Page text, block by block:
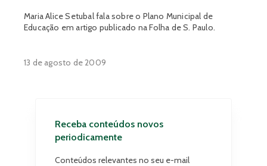
Maria Alice Setubal fala sobre o Plano Municipal de
Educação em artigo publicado na Folha de S. Paulo.
13 de agosto de 2009
Receba conteúdos novos
periodicamente
Conteúdos relevantes no seu e-mail